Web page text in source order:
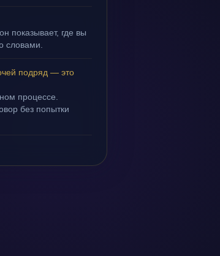
показывает, где вы
словами.
подряд — это
процессе.
без попытки